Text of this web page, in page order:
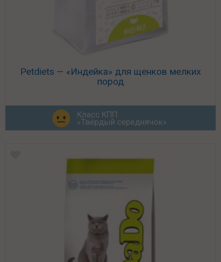
Petdiets — «Индейка» для щенков мелких
пород
Класс КПП
«Твёрдый середнячок»